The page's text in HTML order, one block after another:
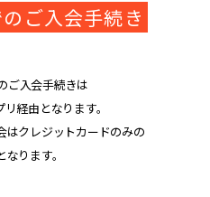
予約する
店舗情報・サービス
店舗へのお問い合わせ
する
詳しく見る
ご入会手続き
ご入会手続きは
リ経由となります。
はクレジットカードのみの
ります。